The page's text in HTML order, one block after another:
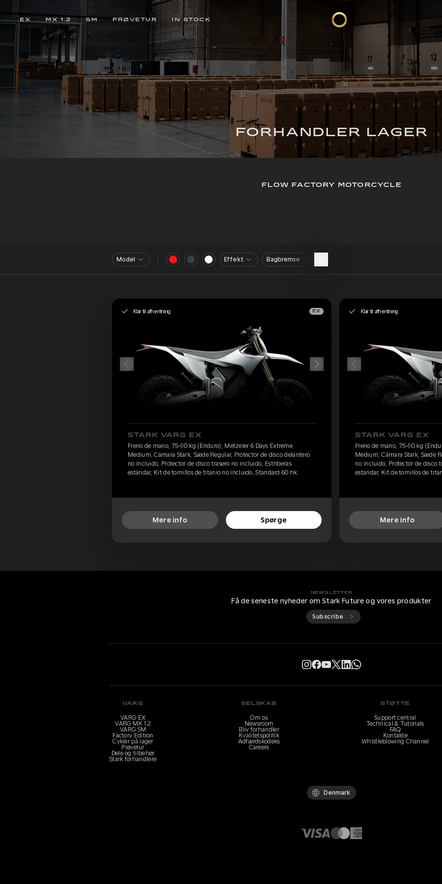
EX MX 1.2 SM PRØVETUR IN STOCK
FORHANDLER LAGER
FLOW FACTORY MOTORCYCLE
Model Effekt Bagbremse
Klar til afhentning EX
STARK VARG EX
Freno de mano, 75-90 kg (Enduro), Metzeler 6 Days Extreme
Medium, Cámara Stark, Sæde Regular, Protector de disco delantero
no incluido, Protector de disco trasero no incluido, Estriberas
estándar, Kit de tornillos de titanio no incluido, Standard 60 hk
Mere info Spørge
Klar til afhentning
STARK VARG EX
Freno de mano, 75-90 kg
Medium, Cámara Stark, Sæde
no incluido, Protector de disco
estándar, Kit de tornillos de
Mere info
NEWSLETTER
Få de seneste nyheder om Stark Future og vores produkter
Subscribe
VARG
VARG EX
VARG MX 1.2
VARG SM
Factory Edition
Cykler på lager
Prøvetur
Dele og tilbehør
Stark forhandlere
SELSKAB
Om os
Newsroom
Bliv forhandler
Kvalitetspolitik
Adfærdskodeks
Careers
STØTTE
Support central
Technical & Tutorials
FAQ
Kontakte
Whistleblowing Channel
Denmark